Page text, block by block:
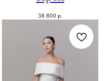
38 800 р.